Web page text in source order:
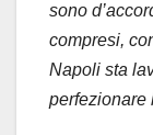
sono
compresi,
Napoli sta
perfezionare